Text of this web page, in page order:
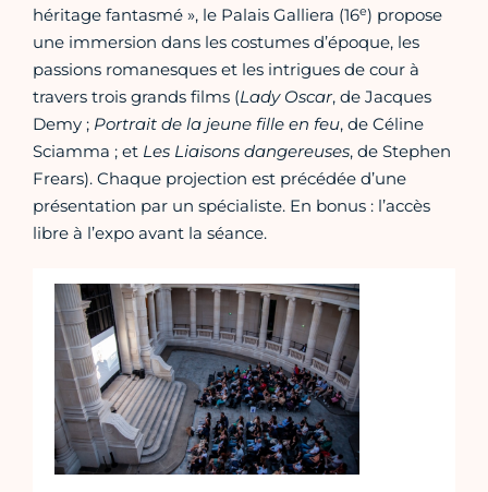
héritage fantasmé », le Palais Galliera (16e) propose
une immersion dans les costumes d’époque, les
passions romanesques et les intrigues de cour à
travers trois grands films (Lady Oscar, de Jacques
Demy ; Portrait de la jeune fille en feu, de Céline
Sciamma ; et Les Liaisons dangereuses, de Stephen
Frears). Chaque projection est précédée d’une
présentation par un spécialiste. En bonus : l’accès
libre à l’expo avant la séance.